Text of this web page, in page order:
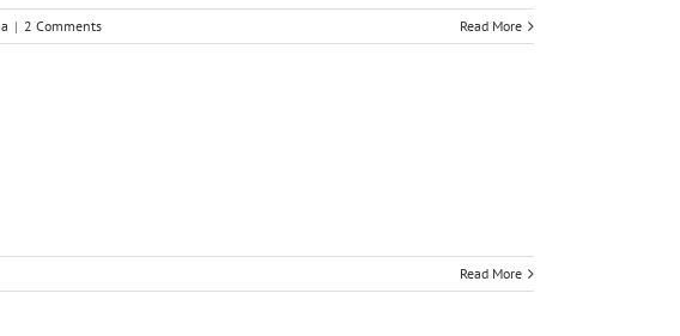
| 2 Comments Read More
Read More